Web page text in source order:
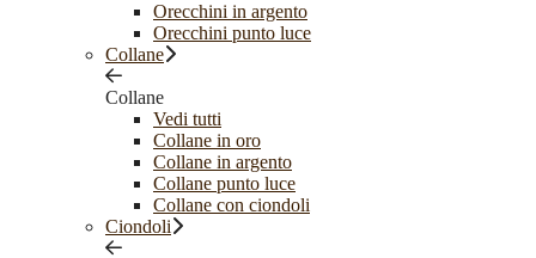
Orecchini in argento
Orecchini punto luce
Collane
Collane
Vedi tutti
Collane in oro
Collane in argento
Collane punto luce
Collane con ciondoli
Ciondoli